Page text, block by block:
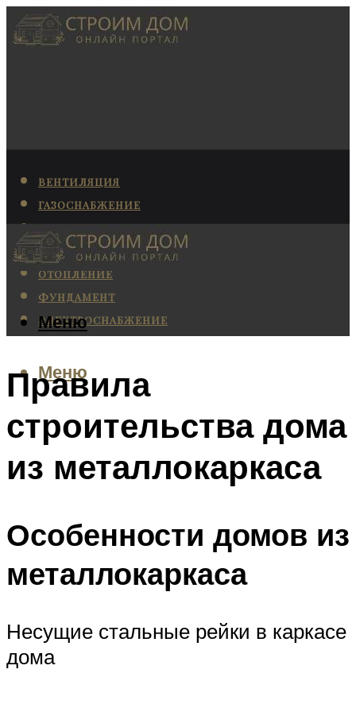
ВЕНТИЛЯЦИЯ
ГАЗОСНАБЖЕНИЕ
КАНАЛИЗАЦИЯ
КОНДИЦИОНИРОВАНИЕ
ОТОПЛЕНИЕ
ФУНДАМЕНТ
ЭЛЕКТРОСНАБЖЕНИЕ
Меню
Меню
Правила
строительства дома
из металлокаркаса
Особенности домов из
металлокаркаса
Несущие стальные рейки в каркасе
дома